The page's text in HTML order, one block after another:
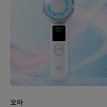
오아